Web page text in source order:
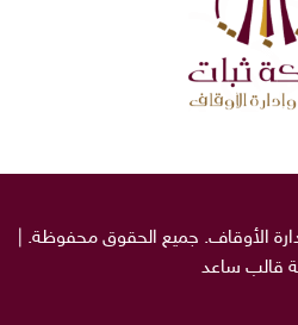
وإدارة الأوقاف. جميع الحقوق محفوظة. |
قالب ساعد